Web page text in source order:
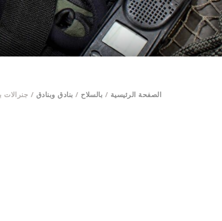
الصفحة الرئيسية / بالسلاح / بنادق وبنادق / جنرالات